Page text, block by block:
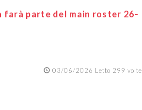
parte del main roster 26-
03/06/2026 Letto 299 volte